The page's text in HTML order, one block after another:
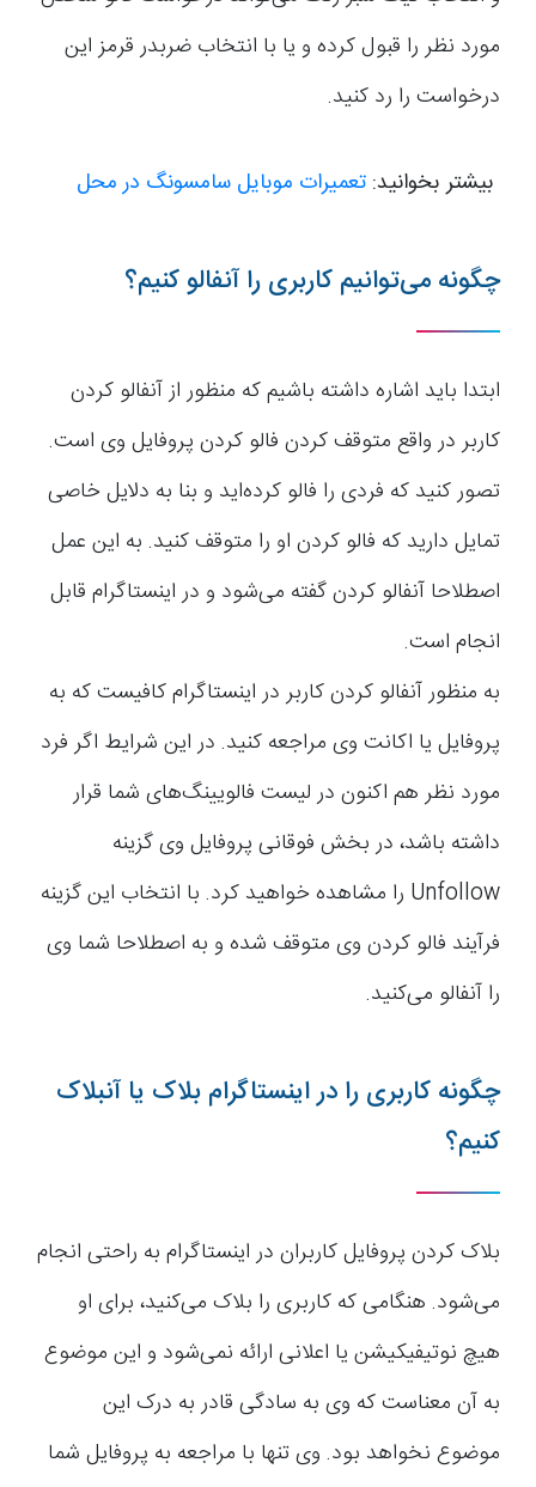
مورد نظر را قبول کرده و یا با انتخاب ضربدر قرمز این
درخواست را رد کنید.
بیشتر بخوانید: تعمیرات موبایل سامسونگ در محل
چگونه می‌توانیم کاربری را آنفالو کنیم؟
ابتدا باید اشاره داشته باشیم که منظور از آنفالو کردن
کاربر در واقع متوقف کردن فالو کردن پروفایل وی است.
تصور کنید که فردی را فالو کرده‌اید و بنا به دلایل خاصی
تمایل دارید که فالو کردن او را متوقف کنید. به این عمل
اصطلاحا آنفالو کردن گفته می‌شود و در اینستاگرام قابل
انجام است.
به منظور آنفالو کردن کاربر در اینستاگرام کافیست که به
پروفایل یا اکانت وی مراجعه کنید. در این شرایط اگر فرد
مورد نظر هم اکنون در لیست فالویینگ‌های شما قرار
داشته باشد، در بخش فوقانی پروفایل وی گزینه‌
Unfollow را مشاهده خواهید کرد. با انتخاب این گزینه
فرآیند فالو کردن وی متوقف شده و به اصطلاحا شما وی
را آنفالو می‌کنید.
چگونه کاربری را در اینستاگرام بلاک یا آنبلاک
کنیم؟
بلاک کردن پروفایل کاربران در اینستاگرام به راحتی انجام
می‌شود. هنگامی که کاربری را بلاک می‌کنید، برای او
هیچ نوتیفیکیشن یا اعلانی ارائه نمی‌شود و این موضوع
به آن معناست که وی به سادگی قادر به درک این
موضوع نخواهد بود. وی تنها با مراجعه به پروفایل شما